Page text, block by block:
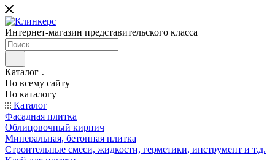
Интернет-магазин представительского класса
Каталог
По всему сайту
По каталогу
Каталог
Фасадная плитка
Облицовочный кирпич
Минеральная, бетонная плитка
Строительные смеси, жидкости, герметики, инструмент и т.д.